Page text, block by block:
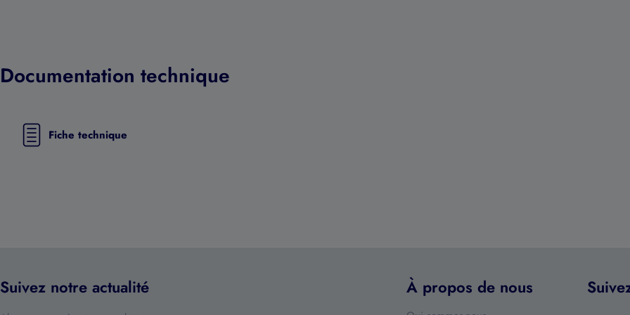
Documentation technique
Fiche technique
Suivez notre actualité À propos de nous